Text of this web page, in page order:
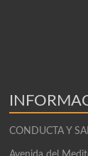
CONDUCTA Y